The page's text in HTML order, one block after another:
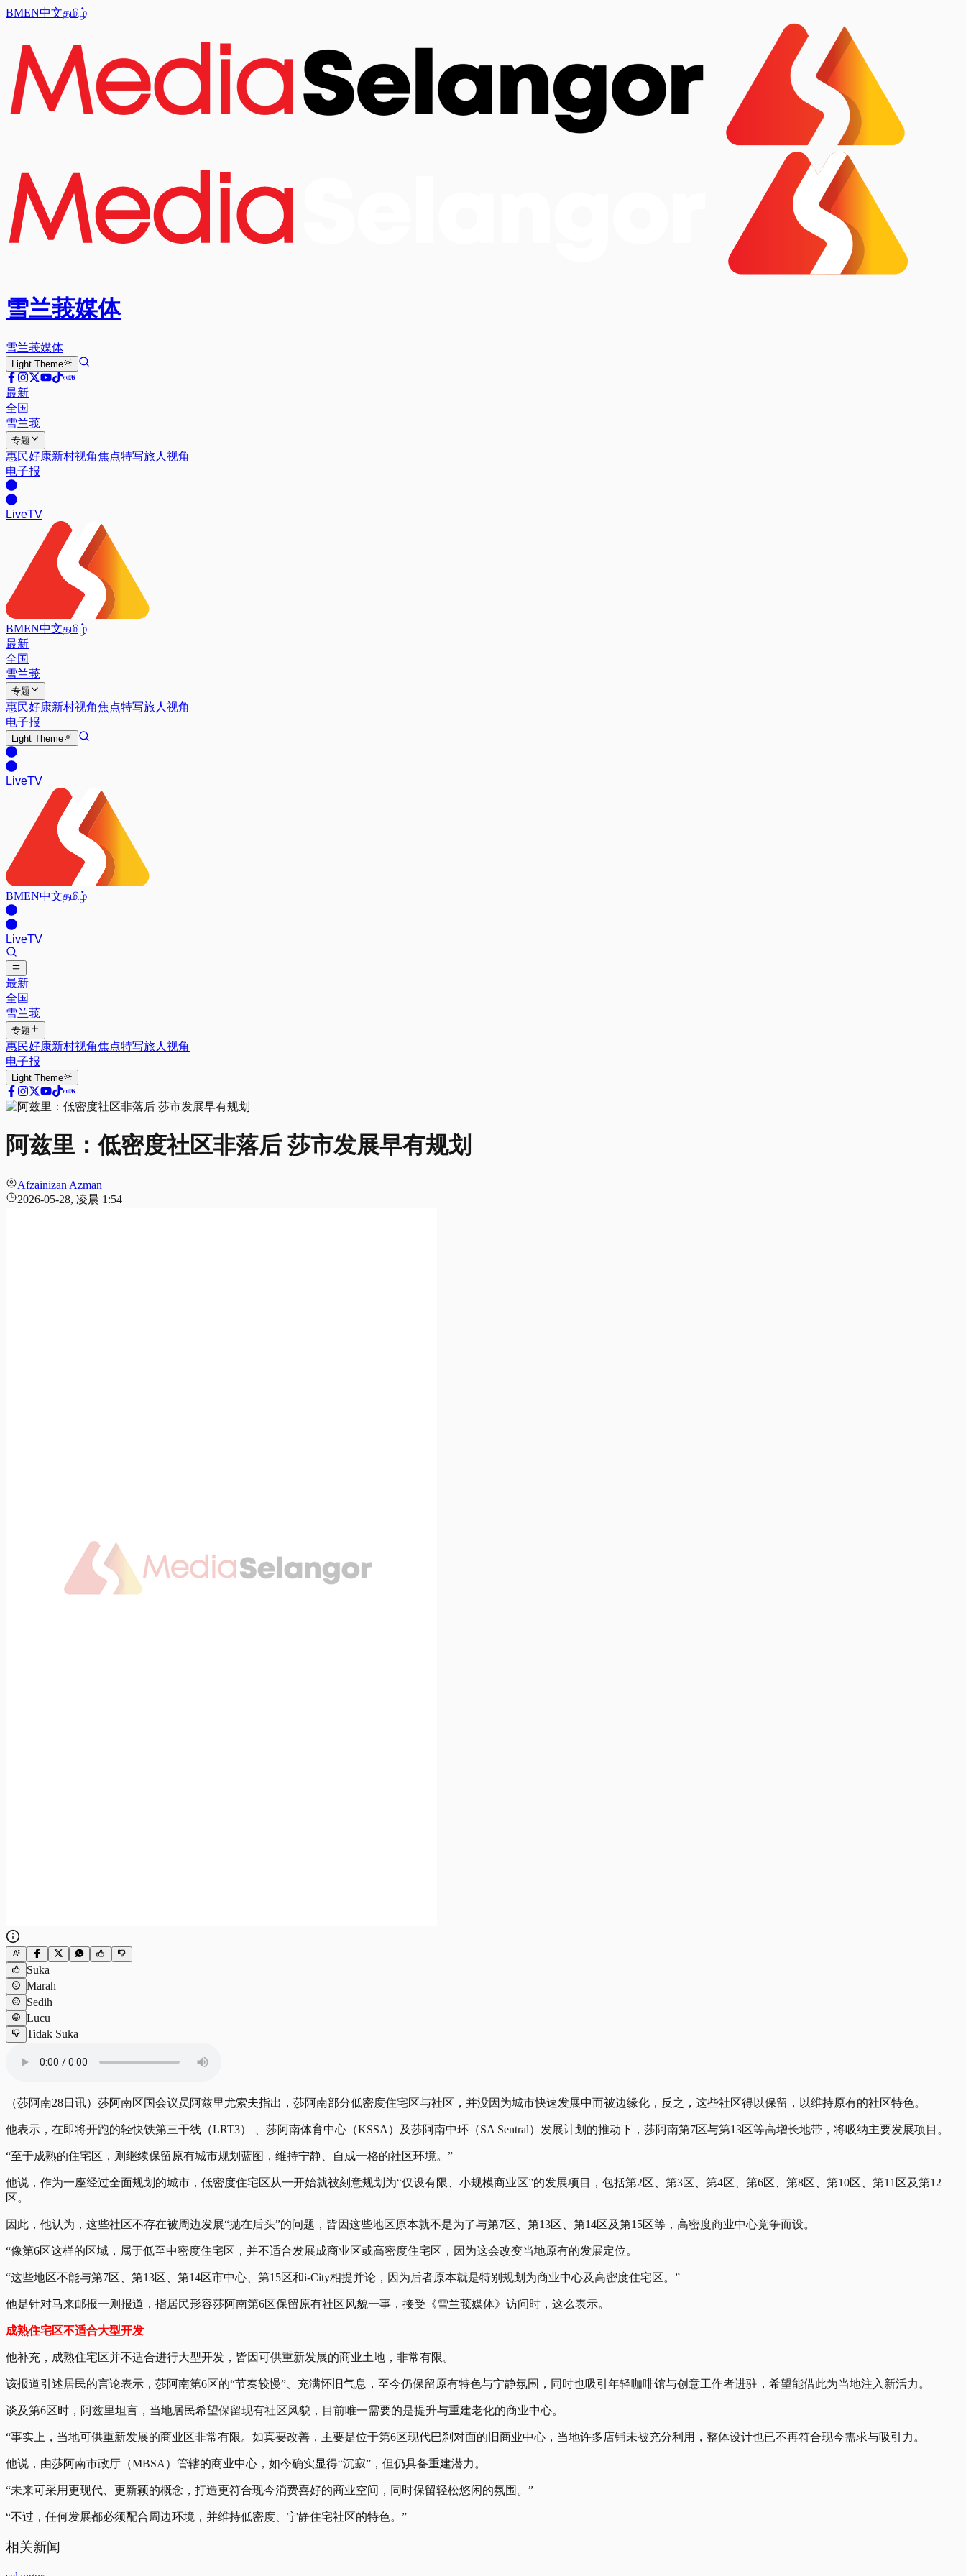
BMEN中文தமிழ்
雪兰莪媒体
雪兰莪媒体
Light Theme
最新
全国
雪兰莪
专题
惠民好康新村视角焦点特写旅人视角
电子报
LiveTV
BMEN中文தமிழ்
最新
全国
雪兰莪
专题
惠民好康新村视角焦点特写旅人视角
电子报
Light Theme
LiveTV
BMEN中文தமிழ்
LiveTV
最新
全国
雪兰莪
专题
惠民好康新村视角焦点特写旅人视角
电子报
Light Theme
阿兹里：低密度社区非落后 莎市发展早有规划
Afzainizan Azman
2026-05-28, 凌晨 1:54
Suka
Marah
Sedih
Lucu
Tidak Suka
（莎阿南28日讯）莎阿南区国会议员阿兹里尤索夫指出，莎阿南部分低密度住宅区与社区，并没因为城市快速发展中而被边缘化，反之，这些社区得以保留，以维持原有的社区特色。
他表示，在即将开跑的轻快铁第三干线（LRT3） 、莎阿南体育中心（KSSA）及莎阿南中环（SA Sentral）发展计划的推动下，莎阿南第7区与第13区等高增长地带，将吸纳主要发展项目。
“至于成熟的住宅区，则继续保留原有城市规划蓝图，维持宁静、自成一格的社区环境。”
他说，作为一座经过全面规划的城市，低密度住宅区从一开始就被刻意规划为“仅设有限、小规模商业区”的发展项目，包括第2区、第3区、第4区、第6区、第8区、第10区、第11区及第12
区。
因此，他认为，这些社区不存在被周边发展“抛在后头”的问题，皆因这些地区原本就不是为了与第7区、第13区、第14区及第15区等，高密度商业中心竞争而设。
“像第6区这样的区域，属于低至中密度住宅区，并不适合发展成商业区或高密度住宅区，因为这会改变当地原有的发展定位。
“这些地区不能与第7区、第13区、第14区市中心、第15区和i-City相提并论，因为后者原本就是特别规划为商业中心及高密度住宅区。”
他是针对马来邮报一则报道，指居民形容莎阿南第6区保留原有社区风貌一事，接受《雪兰莪媒体》访问时，这么表示。
成熟住宅区不适合大型开发
他补充，成熟住宅区并不适合进行大型开发，皆因可供重新发展的商业土地，非常有限。
该报道引述居民的言论表示，莎阿南第6区的“节奏较慢”、充满怀旧气息，至今仍保留原有特色与宁静氛围，同时也吸引年轻咖啡馆与创意工作者进驻，希望能借此为当地注入新活力。
谈及第6区时，阿兹里坦言，当地居民希望保留现有社区风貌，目前唯一需要的是提升与重建老化的商业中心。
“事实上，当地可供重新发展的商业区非常有限。如真要改善，主要是位于第6区现代巴刹对面的旧商业中心，当地许多店铺未被充分利用，整体设计也已不再符合现今需求与吸引力。
他说，由莎阿南市政厅（MBSA）管辖的商业中心，如今确实显得“沉寂”，但仍具备重建潜力。
“未来可采用更现代、更新颖的概念，打造更符合现今消费喜好的商业空间，同时保留轻松悠闲的氛围。”
“不过，任何发展都必须配合周边环境，并维持低密度、宁静住宅社区的特色。”
相关新闻